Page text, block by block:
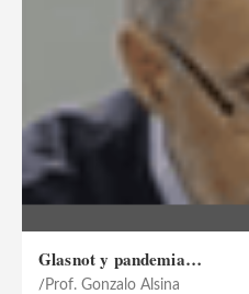
Glasnot y pandemia…
Prof. Gonzalo Alsina